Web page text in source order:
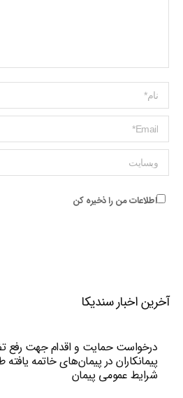
Name *
ایمیل *
وبسایت
اطلاعات من را ذخیره کن
آخرین اخبار سندیکا
درخواست حمایت و اقدام جهت رفع
شرایط عمومی پیمان